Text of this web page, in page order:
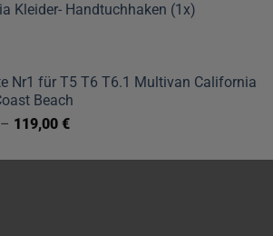
Kleider- Handtuchhaken (1x)
Nr1 für T5 T6 T6.1 Multivan California
Beach
– 119,00 €